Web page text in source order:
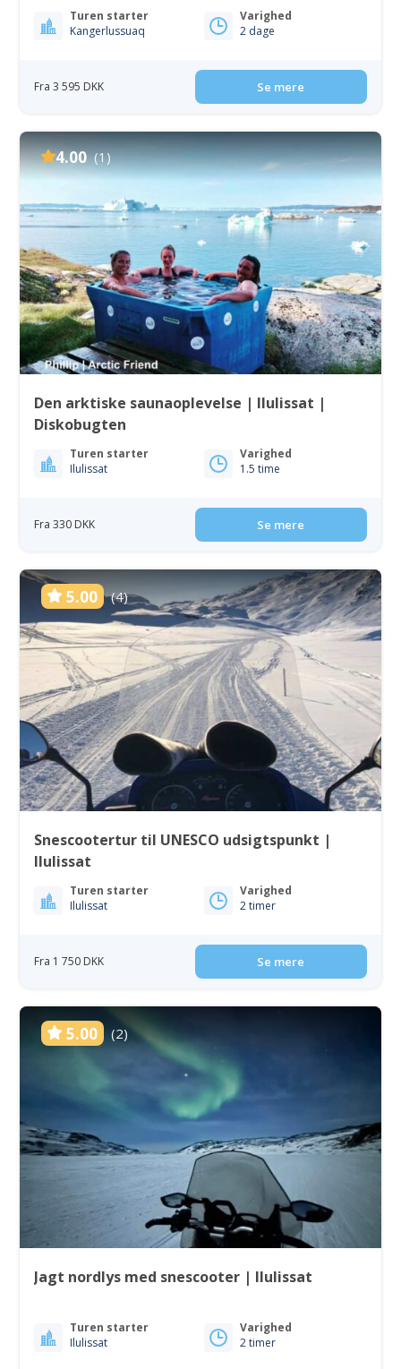
Turen starter
Kangerlussuaq
Varighed
2 dage
Fra 3 595 DKK Se mere
4.00 (1)
Den arktiske saunaoplevelse | Ilulissat |
Diskobugten
Turen starter
Ilulissat
Varighed
1.5 time
Fra 330 DKK Se mere
5.00 (4)
Snescootertur til UNESCO udsigtspunkt |
Ilulissat
Turen starter
Ilulissat
Varighed
2 timer
Fra 1 750 DKK Se mere
5.00 (2)
Jagt nordlys med snescooter | Ilulissat
Turen starter
Ilulissat
Varighed
2 timer